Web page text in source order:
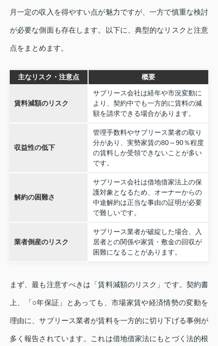
月一定の収入を得やすい点が魅力ですが、一方で慎重な検討
が必要な側面も存在します。以下に、典型的なリスクと注意
点をまとめます。
主なリスク・注意点 概要
賃料減額のリスク
サブリース会社は経年や市況変動に
より、契約中でも一方的に賃料の減
額を請求できる場合があります。
収益性の低下
管理手数料やサブリース業者の取り
分があり、実勢家賃の80～90％程度
の賃料しか受領できないことが多い
です。
解約の困難さ
サブリース会社は借地借家法上の保
護対象となるため、オーナーからの
中途解約は正当な事由の証明が必要
で難しいです。
業者倒産のリスク
サブリース業者が破綻した場合、入
居者との関係や家賃・敷金の回収が
困難になることがあります。
まず、最も注意すべきは「賃料減額のリスク」です。契約書
上、「○年保証」とあっても、市場家賃や経済情勢の変動を
理由に、サブリース業者が賃料を一方的に切り下げる事例が
多く報告されています。これは借地借家法にもとづく法的根